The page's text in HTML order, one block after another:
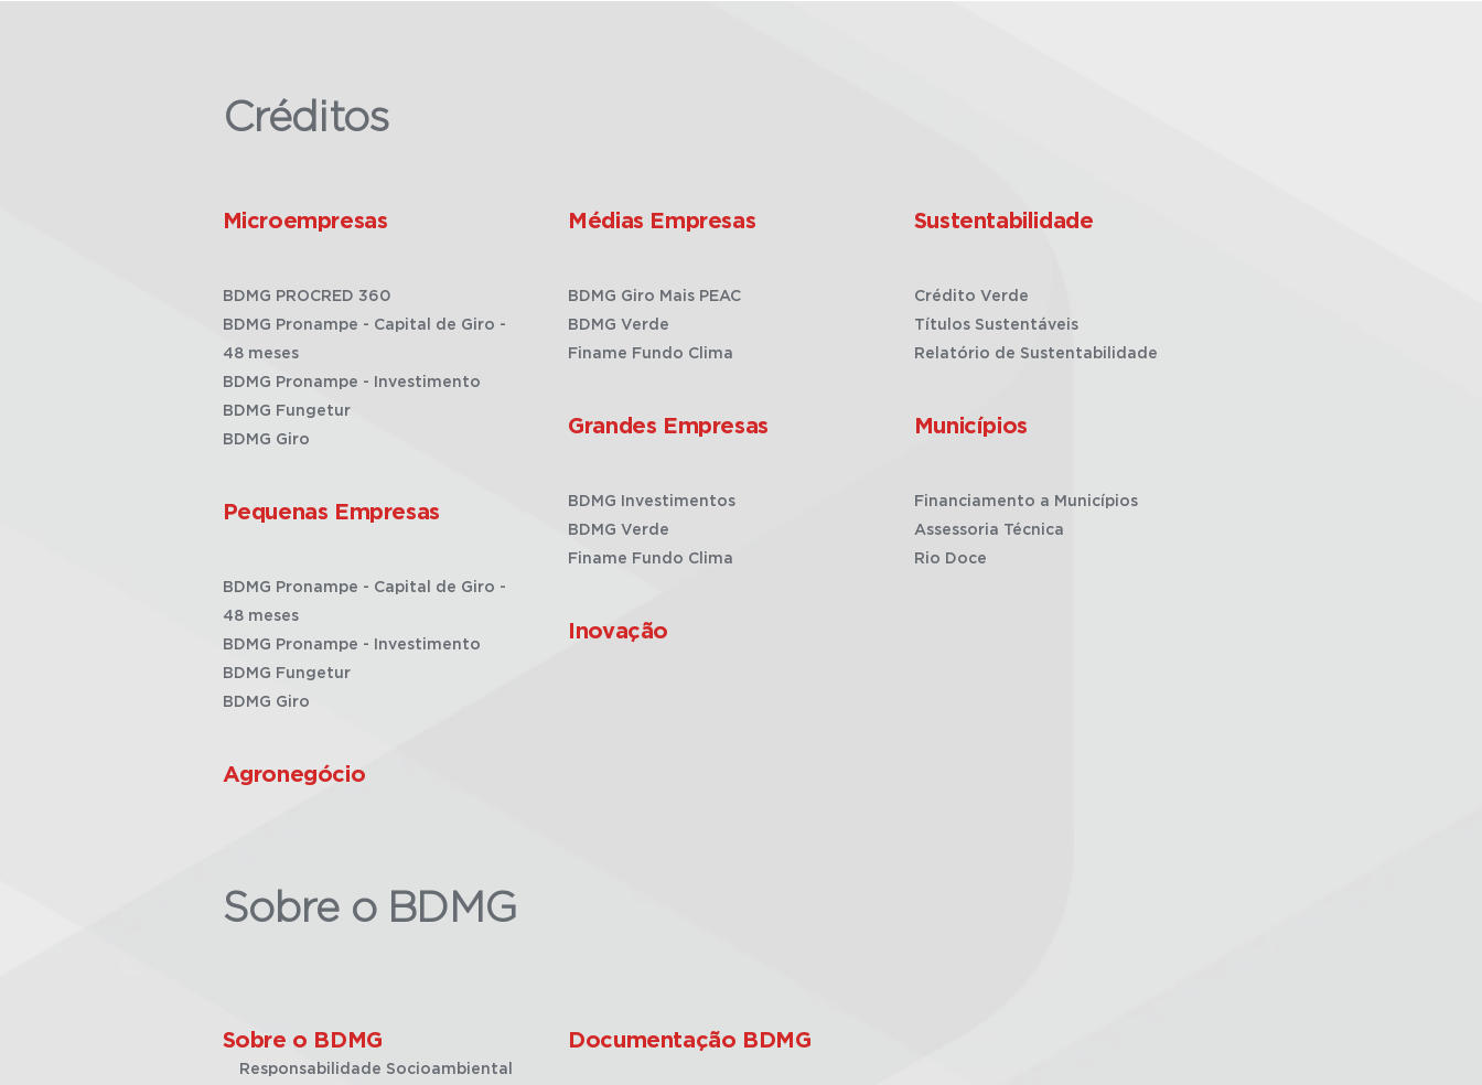
Créditos
Microempresas
BDMG PROCRED 360
BDMG Pronampe - Capital de Giro -
48 meses
BDMG Pronampe - Investimento
BDMG Fungetur
BDMG Giro
Pequenas Empresas
BDMG Pronampe - Capital de Giro -
48 meses
BDMG Pronampe - Investimento
BDMG Fungetur
BDMG Giro
Agronegócio
Médias Empresas
BDMG Giro Mais PEAC
BDMG Verde
Finame Fundo Clima
Grandes Empresas
BDMG Investimentos
BDMG Verde
Finame Fundo Clima
Inovação
Sustentabilidade
Crédito Verde
Títulos Sustentáveis
Relatório de Sustentabilidade
Municípios
Financiamento a Municípios
Assessoria Técnica
Rio Doce
Sobre o BDMG
Sobre o BDMG
Responsabilidade Socioambiental
Documentação BDMG